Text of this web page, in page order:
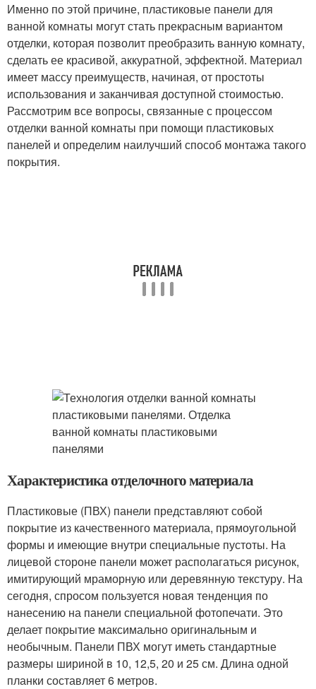
Именно по этой причине, пластиковые панели для
ванной комнаты могут стать прекрасным вариантом
отделки, которая позволит преобразить ванную комнату,
сделать ее красивой, аккуратной, эффектной. Материал
имеет массу преимуществ, начиная, от простоты
использования и заканчивая доступной стоимостью.
Рассмотрим все вопросы, связанные с процессом
отделки ванной комнаты при помощи пластиковых
панелей и определим наилучший способ монтажа такого
покрытия.
Характеристика отделочного материала
Пластиковые (ПВХ) панели представляют собой
покрытие из качественного материала, прямоугольной
формы и имеющие внутри специальные пустоты. На
лицевой стороне панели может располагаться рисунок,
имитирующий мраморную или деревянную текстуру. На
сегодня, спросом пользуется новая тенденция по
нанесению на панели специальной фотопечати. Это
делает покрытие максимально оригинальным и
необычным. Панели ПВХ могут иметь стандартные
размеры шириной в 10, 12,5, 20 и 25 см. Длина одной
планки составляет 6 метров.